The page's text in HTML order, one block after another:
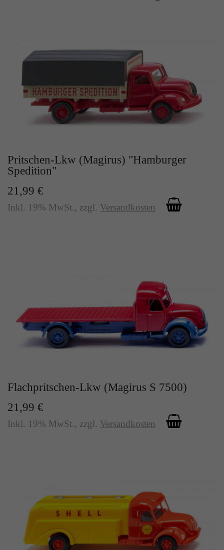
Pritschen-Lkw (Magirus) "Hamburger
Spedition"
21,99 €
Inkl. 19% MwSt., zzgl. Versandkosten
Flachpritschen-Lkw (Magirus S 7500)
21,99 €
Inkl. 19% MwSt., zzgl. Versandkosten